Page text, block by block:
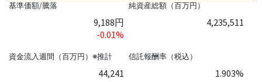
基準価額/騰落
9,188円
-0.01%
純資産総額（百万円）
4,235,511
資金流入週間（百万円）※推計
44,241
信託報酬率（税込）
1.903%